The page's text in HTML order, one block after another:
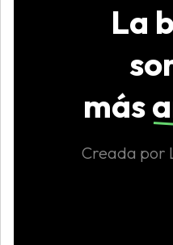
La
más
Creada por